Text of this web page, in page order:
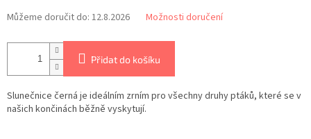
Můžeme doručit do: 12.8.2026 Možnosti doručení
Přidat do košíku
Slunečnice černá je ideálním zrním pro všechny druhy ptáků, které se v
našich končinách běžně vyskytují.